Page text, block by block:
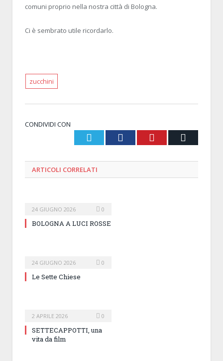
comuni proprio nella nostra città di Bologna.
Ci è sembrato utile ricordarlo.
zucchini
CONDIVIDI CON
Twitter Facebook Pinterest
ARTICOLI CORRELATI
24 GIUGNO 2026 0
BOLOGNA A LUCI ROSSE
24 GIUGNO 2026 0
Le Sette Chiese
2 APRILE 2026 0
SETTECAPPOTTI, una
vita da film